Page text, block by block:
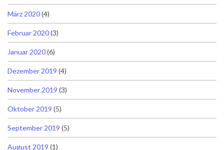
März 2020(4)
Februar 2020(3)
Januar 2020(6)
Dezember 2019 (4)
November 2019 (3)
Oktober 2019 (5)
September 2019 (5)
August 2019 (1)